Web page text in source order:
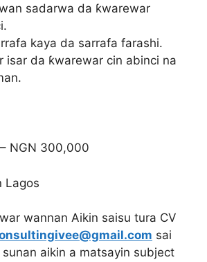
sadarwa da ƙwarewar
kaya da sarrafa farashi.
isar da ƙwarewar cin abinci na
NGN 300,000
Lagos
wannan Aikin saisu tura CV
sai
aikin a matsayin subject